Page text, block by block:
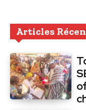
Articles